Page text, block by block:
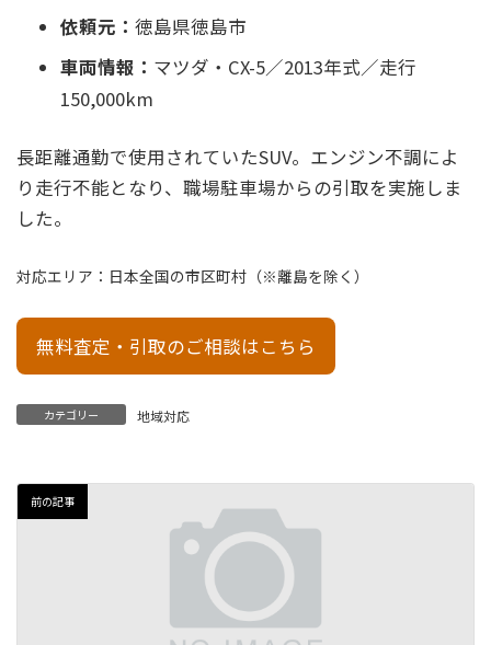
依頼元： 徳島県徳島市
車両情報： マツダ・CX-5／2013年式／走行
150,000km
長距離通勤で使用されていたSUV。エンジン不調によ
り走行不能となり、職場駐車場からの引取を実施しま
した。
対応エリア：日本全国の市区町村（※離島を除く）
無料査定・引取のご相談はこちら
カテゴリー 地域対応
前の記事